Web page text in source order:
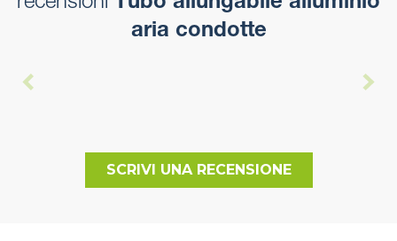
aria condotte
SCRIVI UNA RECENSIONE